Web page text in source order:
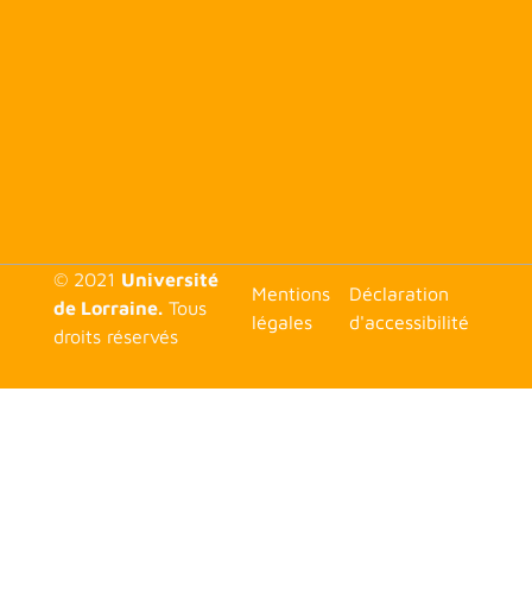
© 2021 Université
de Lorraine.Tous
droits réservés
<none>
Mentions
légales
Déclaration
d'accessibilité